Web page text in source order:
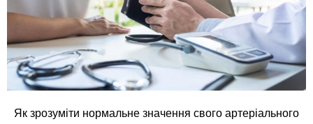
Як зрозуміти нормальне значення свого артеріального